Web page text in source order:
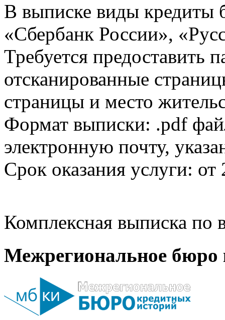
В выписке виды кредиты
«Сбербанк России»,
Требуется предоставить
отсканированные
страницы и место
Формат выписки: .pdf
электронную почту,
Срок оказания услуги: от
Комплексная выписка
Межрегиональное бюро